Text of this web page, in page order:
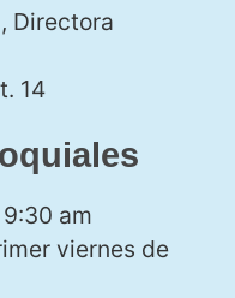
Directora
14
am
viernes de